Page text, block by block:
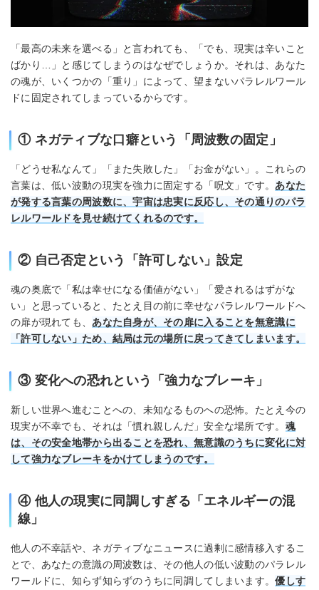
「最高の未来を選べる」と言われても、「でも、現実は辛いこと
ばかり…」と感じてしまうのはなぜでしょうか。それは、あなた
の魂が、いくつかの「重り」によって、望まないパラレルワール
ドに固定されてしまっているからです。
① ネガティブな口癖という「周波数の固定」
「どうせ私なんて」「また失敗した」「お金がない」。これらの
言葉は、低い波動の現実を強力に固定する「呪文」です。あなた
が発する言葉の周波数に、宇宙は忠実に反応し、その通りのパラ
レルワールドを見せ続けてくれるのです。
② 自己否定という「許可しない」設定
魂の奥底で「私は幸せになる価値がない」「愛されるはずがな
い」と思っていると、たとえ目の前に幸せなパラレルワールドへ
の扉が現れても、あなた自身が、その扉に入ることを無意識に
「許可しない」ため、結局は元の場所に戻ってきてしまいます。
③ 変化への恐れという「強力なブレーキ」
新しい世界へ進むことへの、未知なるものへの恐怖。たとえ今の
現実が不幸でも、それは「慣れ親しんだ」安全な場所です。 魂
は、その安全地帯から出ることを恐れ、無意識のうちに変化に対
して強力なブレーキをかけてしまうのです。
④ 他人の現実に同調しすぎる「エネルギーの混
線」
他人の不幸話や、ネガティブなニュースに過剰に感情移入するこ
とで、あなたの意識の周波数は、その他人の低い波動のパラレル
ワールドに、知らず知らずのうちに同調してしまいます。優しす